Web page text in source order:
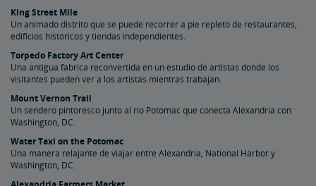
King Street Mile
Un animado distrito que se puede recorrer a pie repleto de restaurantes,
edificios históricos y tiendas independientes.
Torpedo Factory Art Center
Una antigua fábrica reconvertida en un estudio de artistas donde los
visitantes pueden ver a los artistas mientras trabajan.
Mount Vernon Trail
Un sendero pintoresco junto al río Potomac que conecta Alexandria con
Washington, DC.
Water Taxi on the Potomac
Una manera relajante de viajar entre Alexandria, National Harbor y
Washington, DC.